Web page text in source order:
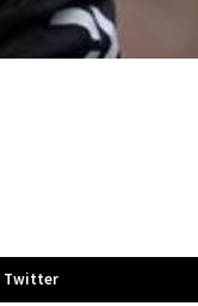
Twitter